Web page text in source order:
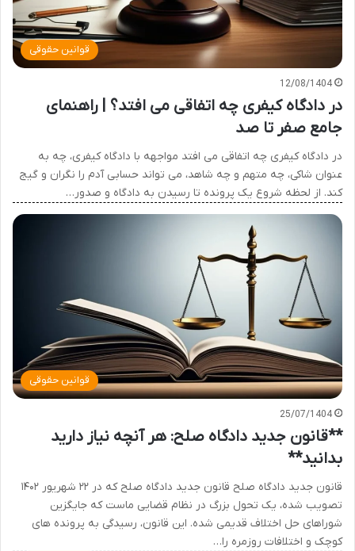
قوانین حقوقی
12/08/1404
در دادگاه کیفری چه اتفاقی می افتد؟ | راهنمای
جامع صفر تا صد
در دادگاه کیفری چه اتفاقی می افتد مواجهه با دادگاه کیفری، چه به
عنوان شاکی، چه متهم و چه شاهد، می تواند حسابی آدم را نگران و گیج
کند. از لحظه شروع یک پرونده تا رسیدن به دادگاه و صدور…
قوانین حقوقی
25/07/1404
**قانون جدید دادگاه صلح: هر آنچه نیاز دارید
بدانید**
قانون جدید دادگاه صلح قانون جدید دادگاه صلح که در ۲۲ شهریور ۱۴۰۲
تصویب شده، یک تحول بزرگ در نظام قضایی ماست که جایگزین
شوراهای حل اختلاف قدیمی شده. این قانون، رسیدگی به پرونده های
کوچک و اختلافات روزمره را…